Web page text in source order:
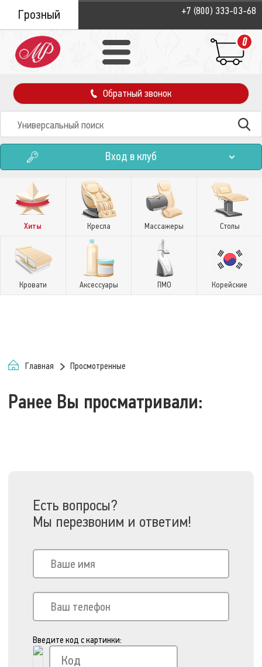
Грозный +7 (800) 333-03-68
0
Обратный звонок
Вход в клуб
Хиты Кресла Массажеры Столы
Кровати Аксессуары ПМО Корейские
Главная Просмотренные
Ранее Вы просматривали:
Есть вопросы?
Мы перезвоним и ответим!
Введите код с картинки: